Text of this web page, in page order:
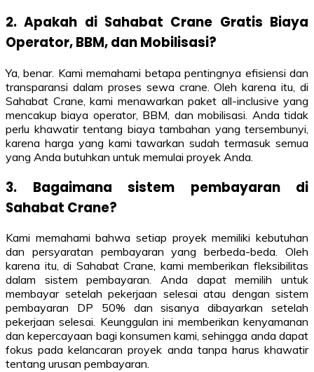
2. Apakah di Sahabat Crane Gratis Biaya
Operator, BBM, dan Mobilisasi?
Ya, benar. Kami memahami betapa pentingnya efisiensi dan
transparansi dalam proses sewa crane. Oleh karena itu, di
Sahabat Crane, kami menawarkan paket all-inclusive yang
mencakup biaya operator, BBM, dan mobilisasi. Anda tidak
perlu khawatir tentang biaya tambahan yang tersembunyi,
karena harga yang kami tawarkan sudah termasuk semua
yang Anda butuhkan untuk memulai proyek Anda.
3. Bagaimana sistem pembayaran di
Sahabat Crane?
Kami memahami bahwa setiap proyek memiliki kebutuhan
dan persyaratan pembayaran yang berbeda-beda. Oleh
karena itu, di Sahabat Crane, kami memberikan fleksibilitas
dalam sistem pembayaran. Anda dapat memilih untuk
membayar setelah pekerjaan selesai atau dengan sistem
pembayaran DP 50% dan sisanya dibayarkan setelah
pekerjaan selesai. Keunggulan ini memberikan kenyamanan
dan kepercayaan bagi konsumen kami, sehingga anda dapat
fokus pada kelancaran proyek anda tanpa harus khawatir
tentang urusan pembayaran.